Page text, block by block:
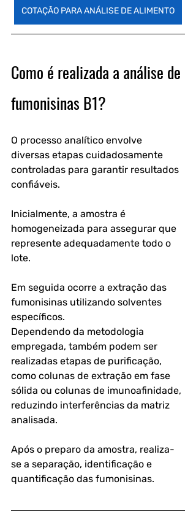
COTAÇÃO PARA ANÁLISE DE ALIMENTO
Como é realizada a análise de
fumonisinas B1?
O processo analítico envolve
diversas etapas cuidadosamente
controladas para garantir resultados
confiáveis.
Inicialmente, a amostra é
homogeneizada para assegurar que
represente adequadamente todo o
lote.
Em seguida ocorre a extração das
fumonisinas utilizando solventes
específicos.
Dependendo da metodologia
empregada, também podem ser
realizadas etapas de purificação,
como colunas de extração em fase
sólida ou colunas de imunoafinidade,
reduzindo interferências da matriz
analisada.
Após o preparo da amostra, realiza-
se a separação, identificação e
quantificação das fumonisinas.